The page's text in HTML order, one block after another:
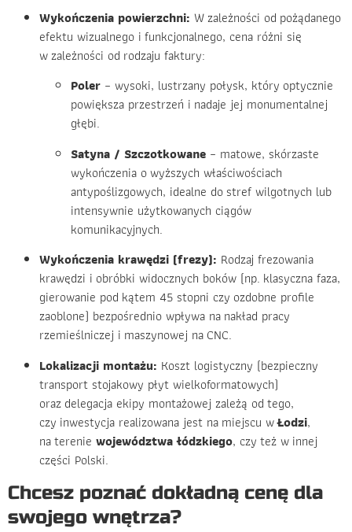
Wykończenia powierzchni: W zależności od pożądanego
efektu wizualnego i funkcjonalnego, cena różni się
w zależności od rodzaju faktury:
Poler – wysoki, lustrzany połysk, który optycznie
powiększa przestrzeń i nadaje jej monumentalnej
głębi.
Satyna / Szczotkowane – matowe, skórzaste
wykończenia o wyższych właściwościach
antypoślizgowych, idealne do stref wilgotnych lub
intensywnie użytkowanych ciągów
komunikacyjnych.
Wykończenia krawędzi (frezy): Rodzaj frezowania
krawędzi i obróbki widocznych boków (np. klasyczna faza,
gierowanie pod kątem 45 stopni czy ozdobne profile
zaoblone) bezpośrednio wpływa na nakład pracy
rzemieślniczej i maszynowej na CNC.
Lokalizacji montażu: Koszt logistyczny (bezpieczny
transport stojakowy płyt wielkoformatowych)
oraz delegacja ekipy montażowej zależą od tego,
czy inwestycja realizowana jest na miejscu wŁodzi,
na terenie województwa łódzkiego, czy też w innej
części Polski.
Chcesz poznać dokładną cenę dla
swojego wnętrza?